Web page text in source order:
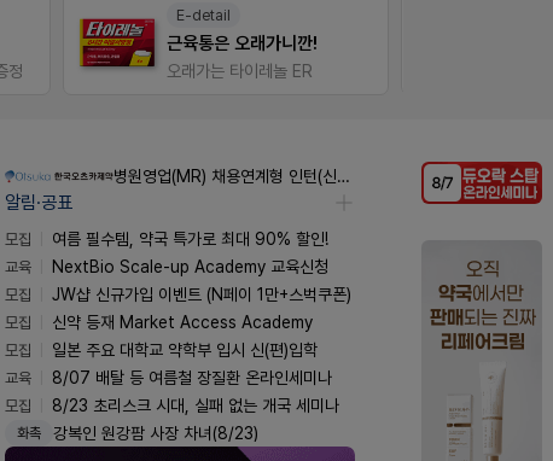
정
E-detail
근육통은 오래가니깐!
오래가는 타이레놀 ER
병원영업(MR) 채용연계형 인턴(신입사원) 모집 공고
알림·공표
모집
여름 필수템, 약국 특가로 최대 90% 할인!
교육
NextBio Scale-up Academy 교육신청
모집
JW샵 신규가입 이벤트 (N페이 1만+스벅쿠폰)
모집
신약 등재 Market Access Academy
모집
일본 주요 대학교 약학부 입시 신(편)입학
교육
8/07 배탈 등 여름철 장질환 온라인세미나
모집
8/23 초리스크 시대, 실패 없는 개국 세미나
화촉 강복인 원강팜 사장 차녀(8/23)